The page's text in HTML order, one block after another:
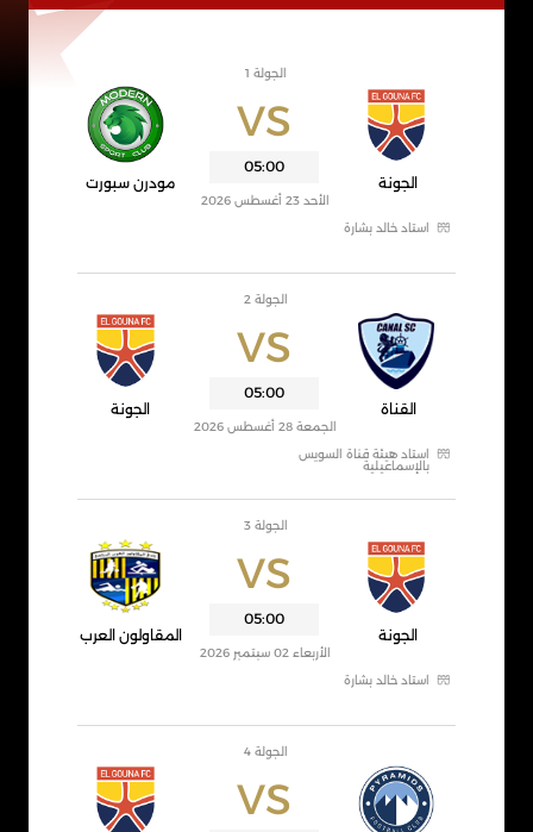
VS
الجونة
استاد خالد بشارة
05:00
الجولة 1
الأحد 23 أغسطس 2026
مودرن سبورت
VS
القناة
استاد هيئة قناة السويس
بالإسماعيلية
05:00
الجولة 2
الجمعة 28 أغسطس 2026
الجونة
VS
الجونة
استاد خالد بشارة
05:00
الجولة 3
الأربعاء 02 سبتمبر 2026
المقاولون العرب
VS
الجولة 4